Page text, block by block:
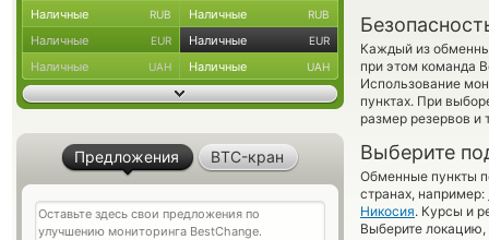
Каждый из
при этом команда
Использование
пунктах. При
размер резервов и
Выберите
Обменные пункты
странах, например:
Никосия. Курсы и
Выберите локацию,
Наличные RUB Наличные RUB
Наличные EUR Наличные EUR
Наличные UAH Наличные UAH
Предложения BTC-кран